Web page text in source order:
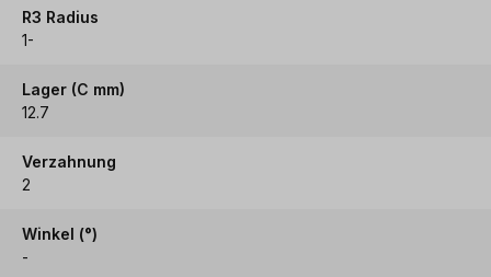
R3 Radius
1-
Lager (C mm)
12.7
Verzahnung
2
Winkel (°)
-